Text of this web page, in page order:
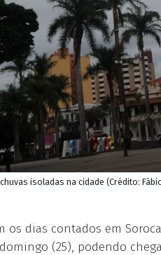
isoladas na cidade (Crédito:
os dias contados em
(25), podendo